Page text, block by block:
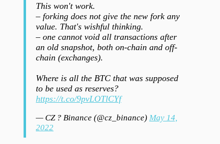
This won't work.
– forking does not give the new fork any
value. That's wishful thinking.
– one cannot void all transactions after
an old snapshot, both on-chain and off-
chain (exchanges).
Where is all the BTC that was supposed
to be used as reserves?
https://t.co/9pvLOTlCYf
— CZ ? Binance (@cz_binance) May 14,
2022